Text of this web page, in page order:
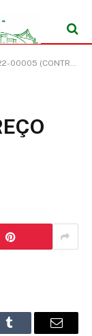
PARA AS COMEMORAÇÕES DO 147º ANIVERSÁRIO DO MUNICÍPIO DE ACARÁ/PA)
Tumblr
E-